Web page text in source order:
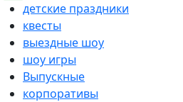
детские праздники
квесты
выездные шоу
шоу игры
Выпускные
корпоративы